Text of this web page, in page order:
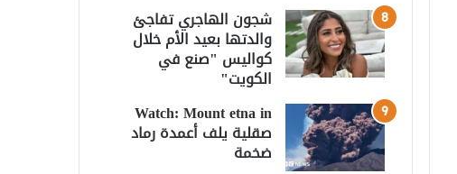
شجون الهاجري تفاجئ
والدتها بعيد الأم خلال
كواليس "صنع في
الكويت"
Watch: Mount etna in
صقلية يلف أعمدة رماد
ضخمة